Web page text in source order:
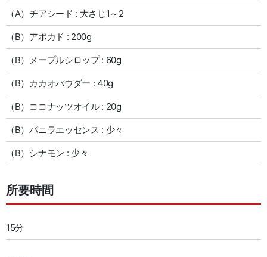
（A）チアシード : 大さじ1～2
（B）アボカド : 200g
（B）メープルシロップ : 60g
（B）カカオパウダー : 40g
（B）ココナッツオイル : 20g
（B）バニラエッセンス : 少々
（B）シナモン : 少々
所要時間
15分